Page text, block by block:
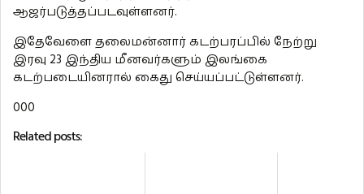
ஆஜர்படுத்தப்படவுள்ளனர்.
இதேவேளை தலைமன்னார் கடற்பரப்பில் நேற்று
இரவு 23 இந்திய மீனவர்களும் இலங்கை
கடற்படையினரால் கைது செய்யப்பட்டுள்ளனர்.
000
Related posts: